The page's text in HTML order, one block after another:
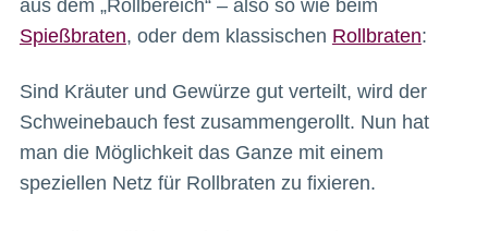
aus dem „Rollbereich“ – also so wie beim
Spießbraten, oder dem klassischen Rollbraten:
Sind Kräuter und Gewürze gut verteilt, wird der
Schweinebauch fest zusammengerollt. Nun hat
man die Möglichkeit das Ganze mit einem
speziellen Netz für Rollbraten zu fixieren.